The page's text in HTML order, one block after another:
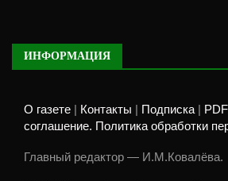
ИНФОРМАЦИЯ
О газете Контакты Подписка
соглашение. Политика обработки
Главный редактор — И.М.Ковалёва.